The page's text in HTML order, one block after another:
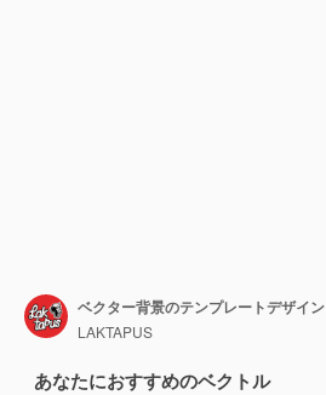
ベクター背景のテンプレートデザイン
LAKTAPUS
あなたにおすすめのベクトル